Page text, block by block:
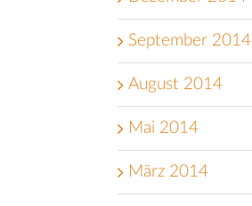
September 2014
August 2014
Mai 2014
März 2014